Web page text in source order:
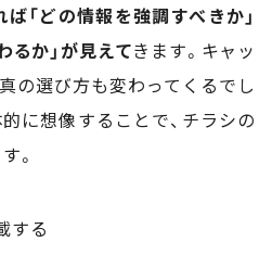
「どの情報を強調すべきか」
るか」が見えてきます。キャッ
の選び方も変わってくるでし
に想像することで、チラシの
。
する